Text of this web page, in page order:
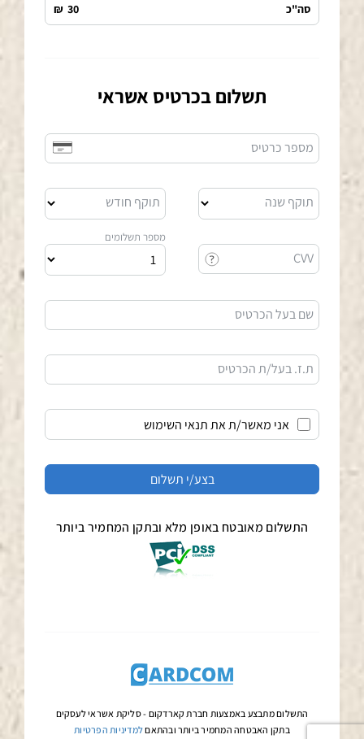
סה"כ 30
₪
תשלום בכרטיס אשראי
מספר כרטיס
תוקף שנה תוקף חודש
CVV
מספר תשלומים
שם בעל הכרטיס
ת.ז. בעל/ת הכרטיס
אני מאשר/ת את תנאי השימוש
התשלום מאובטח באופן מלא ובתקן המחמיר ביותר
התשלום מתבצע באמצעות חברת קארדקום -סליקת אשראי לעסקים
בתקן האבטחה המחמיר ביותר ובהתאםלמדיניות הפרטיות